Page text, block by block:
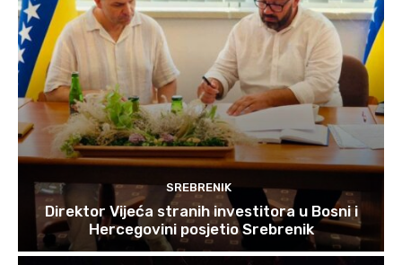
SREBRENIK
Direktor Vijeća stranih investitora u Bosni i
Hercegovini posjetio Srebrenik